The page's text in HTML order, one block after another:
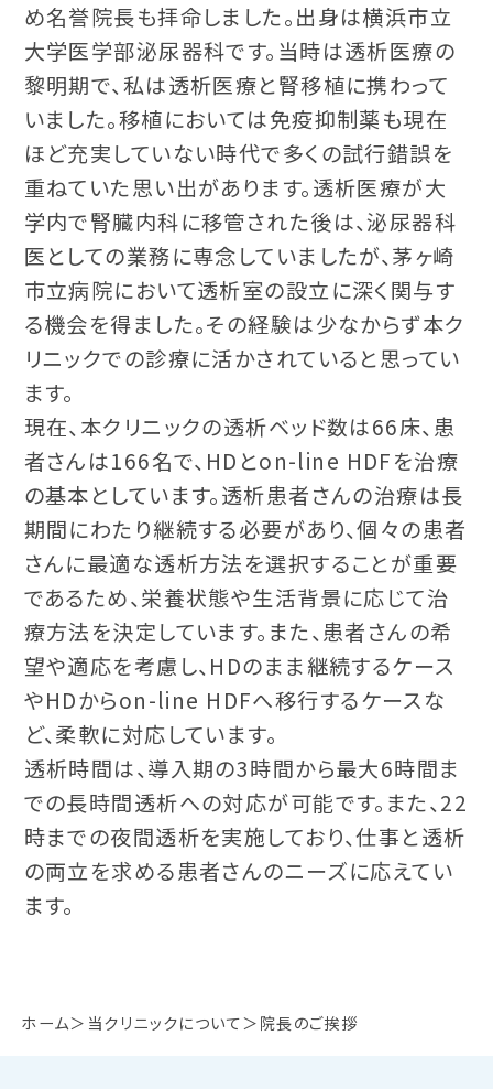
ホーム 当クリニックについて 院長のご挨拶
め名誉院長も拝命しました。出身は横浜市立
大学医学部泌尿器科です。当時は透析医療の
黎明期で、私は透析医療と腎移植に携わって
いました。移植においては免疫抑制薬も現在
ほど充実していない時代で多くの試行錯誤を
重ねていた思い出があります。透析医療が大
学内で腎臓内科に移管された後は、泌尿器科
医としての業務に専念していましたが、茅ヶ崎
市立病院において透析室の設立に深く関与す
る機会を得ました。その経験は少なからず本ク
リニックでの診療に活かされていると思ってい
ます。
現在、本クリニックの透析ベッド数は66床、患
者さんは166名で、HDとon-line HDFを治療
の基本としています。透析患者さんの治療は長
期間にわたり継続する必要があり、個々の患者
さんに最適な透析方法を選択することが重要
であるため、栄養状態や生活背景に応じて治
療方法を決定しています。また、患者さんの希
望や適応を考慮し、HDのまま継続するケース
やHDからon-line HDFへ移行するケースな
ど、柔軟に対応しています。
透析時間は、導入期の3時間から最大6時間ま
での長時間透析への対応が可能です。また、22
時までの夜間透析を実施しており、仕事と透析
の両立を求める患者さんのニーズに応えてい
ます。